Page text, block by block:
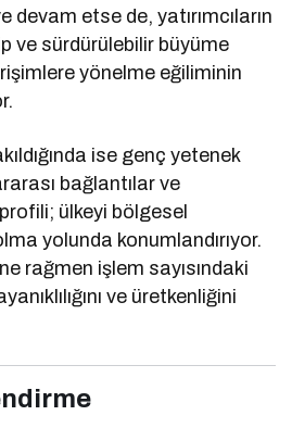
devam etse de, yatırımcıların
ve sürdürülebilir büyüme
yönelme eğiliminin
ise genç yetenek
bağlantılar ve
ülkeyi bölgesel
yolunda konumlandırıyor.
rağmen işlem sayısındaki
ve üretkenliğini